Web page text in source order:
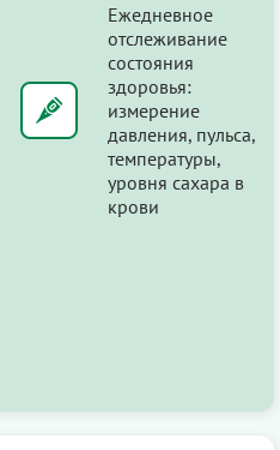
Ежедневное
отслеживание
состояния
здоровья:
измерение
давления, пульса,
температуры,
уровня сахара в
крови